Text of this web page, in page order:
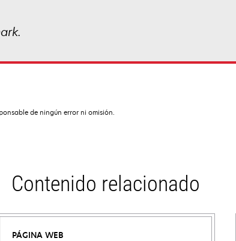
de ningún error ni omisión.
Contenido relacionado
PÁGINA WEB